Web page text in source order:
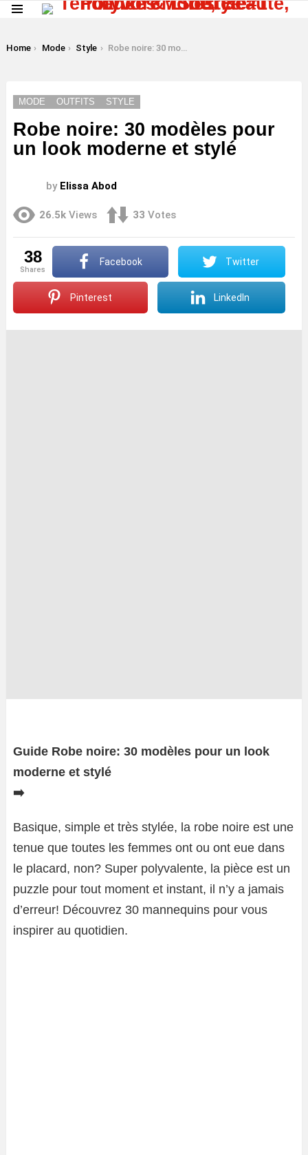
You are here:
Home Mode Style Robe noire: 30 modèles pour un look moderne et stylé
MODE OUTFITS STYLE
Robe noire: 30 modèles pour
un look moderne et stylé
by Elissa Abod
26.5k Views 33 Votes
38
shares
Facebook Twitter
Pinterest LinkedIn
Guide Robe noire: 30 modèles pour un look
moderne et stylé
➡️
Basique, simple et très stylée, la robe noire est une
tenue que toutes les femmes ont ou ont eue dans
le placard, non? Super polyvalente, la pièce est un
puzzle pour tout moment et instant, il n’y a jamais
d’erreur! Découvrez 30 mannequins pour vous
inspirer au quotidien.